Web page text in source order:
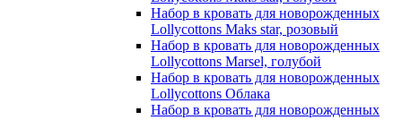
Набор в кровать для новорожденных
Lollycottons Maks star, розовый
Набор в кровать для новорожденных
Lollycottons Marsel, голубой
Набор в кровать для новорожденных
Lollycottons Облака
Набор в кровать для новорожденных